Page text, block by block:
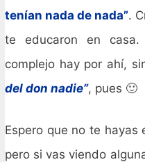
tenían nada de nada”.
te educaron en
complejo hay por ahí,
del don nadie”, pues 🙂
Espero que no te hayas
pero si vas viendo